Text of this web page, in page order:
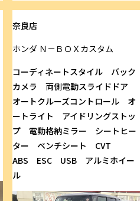
奈良店
ホンダＮ－ＢＯＸカスタム
コーディネートスタイル バック
カメラ 両側電動スライドドア
オートクルーズコントロール オ
ートライト アイドリングストッ
プ 電動格納ミラー シートヒー
ター ベンチシート CVT
ABS ESC USB アルミホイー
ル